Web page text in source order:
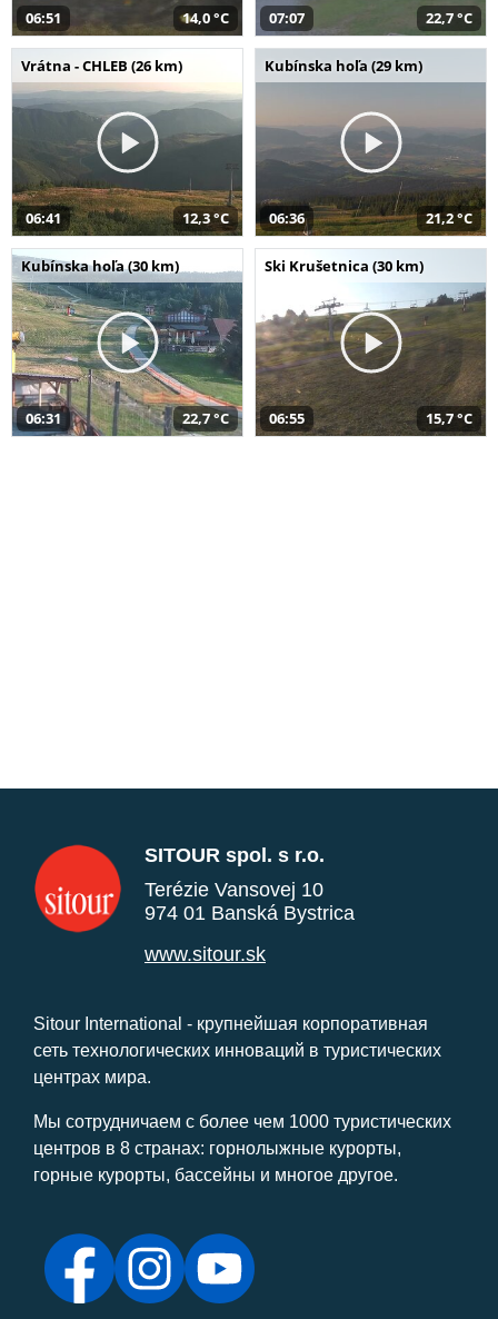
06:51 14,0 °C 07:07 22,7 °C
Vrátna - CHLEB (26 km)
06:41 12,3 °C
Kubínska hoľa (29 km)
06:36 21,2 °C
Kubínska hoľa (30 km)
06:31 22,7 °C
Ski Krušetnica (30 km)
06:55 15,7 °C
SITOUR spol. s r.o.
Terézie Vansovej 10
974 01 Banská Bystrica
www.sitour.sk
Sitour International - крупнейшая корпоративная
сеть технологических инноваций в туристических
центрах мира.
Мы сотрудничаем с более чем 1000 туристических
центров в 8 странах: горнолыжные курорты,
горные курорты, бассейны и многое другое.